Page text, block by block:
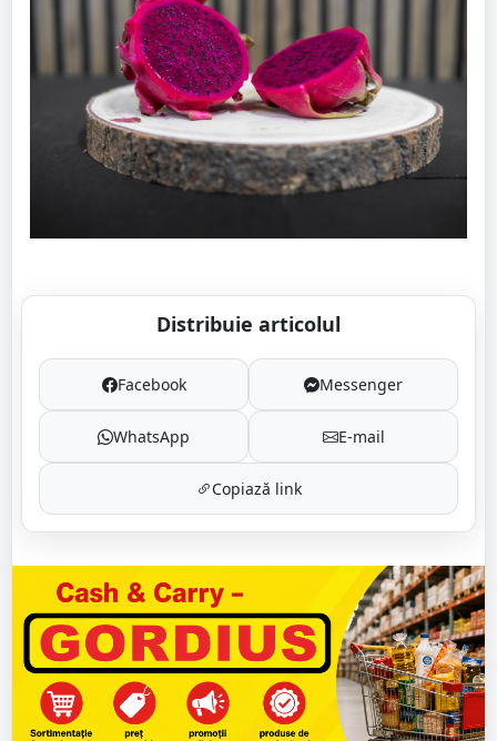
Distribuie articolul
Facebook Messenger
WhatsApp E-mail
Copiază link